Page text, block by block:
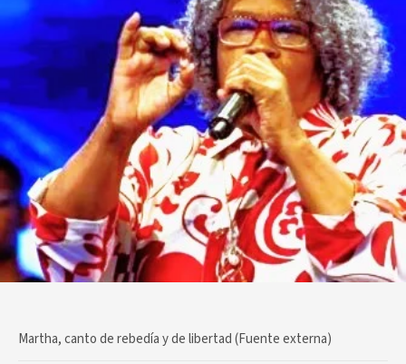
Martha, canto de rebedía y de libertad (Fuente externa)